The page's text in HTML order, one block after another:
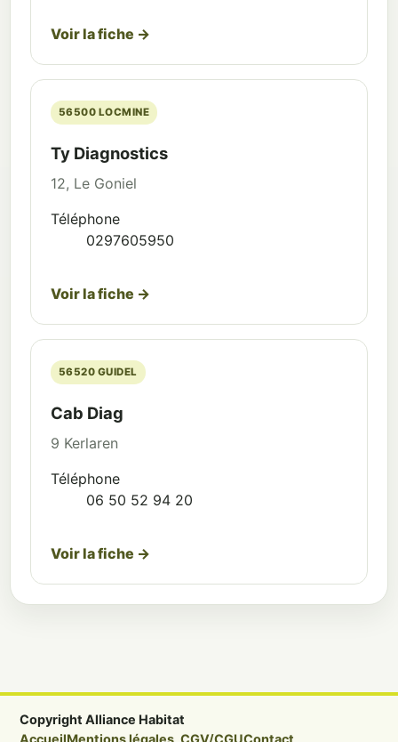
Voir la fiche →
56500 LOCMINE
Ty Diagnostics
12, Le Goniel
Téléphone
0297605950
Voir la fiche →
56520 GUIDEL
Cab Diag
9 Kerlaren
Téléphone
06 50 52 94 20
Voir la fiche →
Copyright Alliance Habitat
AccueilMentions légales, CGV/CGUContact